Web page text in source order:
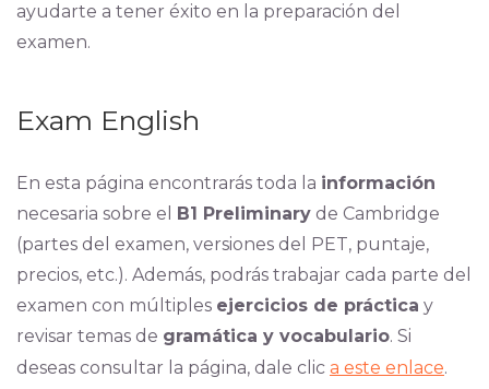
ayudarte a tener éxito en la preparación del
examen.
Exam English
En esta página encontrarás toda la información
necesaria sobre el B1 Preliminary de Cambridge
(partes del examen, versiones del PET, puntaje,
precios, etc.). Además, podrás trabajar cada parte del
examen con múltiples ejercicios de práctica y
revisar temas de gramática y vocabulario. Si
deseas consultar la página, dale clic a este enlace.